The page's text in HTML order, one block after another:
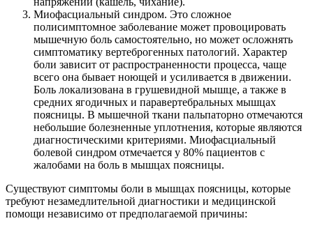
Миофасциальный синдром. Это сложное
полисимптомное заболевание может провоцировать
мышечную боль самостоятельно, но может осложнять
симптоматику вертеброгенных патологий. Характер
боли зависит от распространенности процесса, чаще
всего она бывает ноющей и усиливается в движении.
Боль локализована в грушевидной мышце, а также в
средних ягодичных и паравертебральных мышцах
поясницы. В мышечной ткани пальпаторно отмечаются
небольшие болезненные уплотнения, которые являются
диагностическими критериями. Миофасциальный
болевой синдром отмечается у 80% пациентов с
жалобами на боль в мышцах поясницы.
Существуют симптомы боли в мышцах поясницы, которые
требуют незамедлительной диагностики и медицинской
помощи независимо от предполагаемой причины: